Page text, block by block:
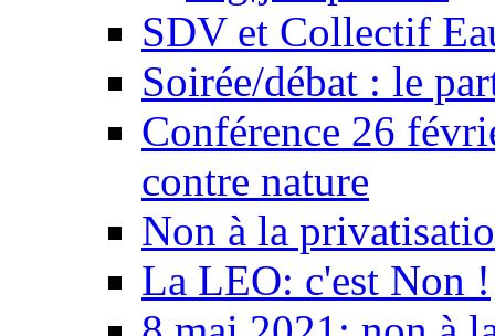
SDV et Collectif
Soirée/débat : le
Conférence 26
contre nature
Non à la
La LEO: c'est Non !